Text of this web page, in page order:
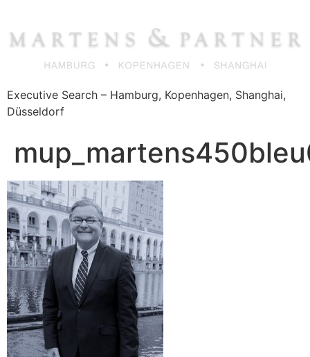
springen
Executive Search – Hamburg, Kopenhagen, Shanghai,
Düsseldorf